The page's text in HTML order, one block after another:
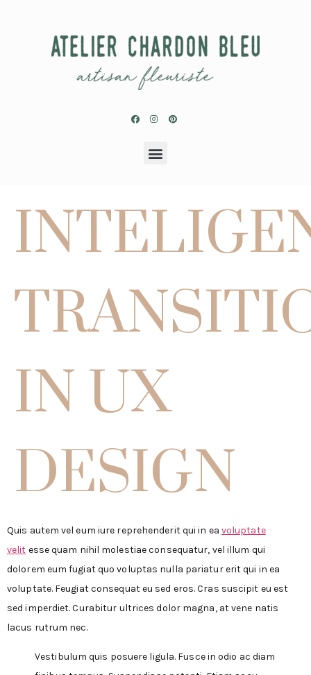
IN UX
DESIGN
Quis autem vel eum iure reprehenderit qui in ea voluptate
velit esse quam nihil molestiae consequatur, vel illum qui
dolorem eum fugiat quo voluptas nulla pariatur erit qui in ea
voluptate. Feugiat consequat eu sed eros. Cras suscipit eu est
sed imperdiet. Curabitur ultrices dolor magna, at vene natis
lacus rutrum nec.
Vestibulum quis posuere ligula. Fusce in odio ac diam